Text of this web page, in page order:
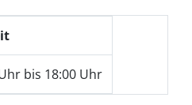
bis 18:00 Uhr